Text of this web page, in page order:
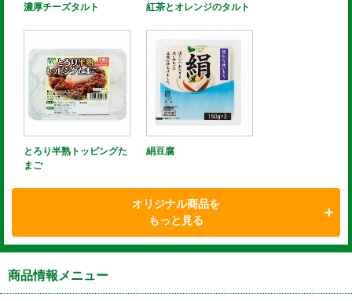
濃厚チーズタルト 紅茶とオレンジのタルト
とろり半熟トッピングた
まご
絹豆腐
オリジナル商品を
もっと見る
商品情報メニュー